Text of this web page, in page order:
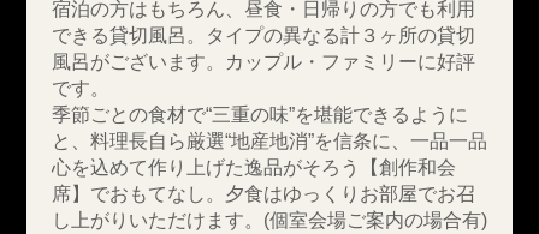
宿泊の方はもちろん、昼食・日帰りの方でも利用
できる貸切風呂。
タイプの異なる計３ヶ所の貸切
風呂がございます。カップル・ファミリーに好評
です。
季節ごとの食材で“三重の味”を堪能できるように
と、料理長自ら厳選“地産地消”を信条に、一品一品
心を込めて作り上げた逸品がそろう【創作和会
席】でおもてなし。夕食はゆっくりお部屋でお召
し上がりいただけます。(個室会場ご案内の場合有)